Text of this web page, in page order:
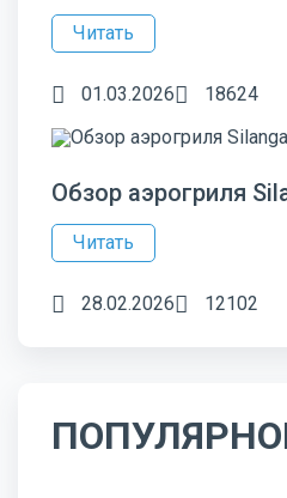
Читать
01.03.2026 18624
Обзор аэрогриля
Читать
28.02.2026 12102